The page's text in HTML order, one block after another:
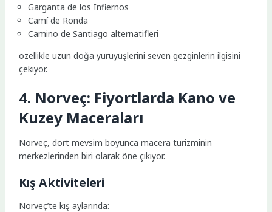
Garganta de los Infiernos
Camí de Ronda
Camino de Santiago alternatifleri
özellikle uzun doğa yürüyüşlerini seven gezginlerin ilgisini
çekiyor.
4. Norveç: Fiyortlarda Kano ve
Kuzey Maceraları
Norveç, dört mevsim boyunca macera turizminin
merkezlerinden biri olarak öne çıkıyor.
Kış Aktiviteleri
Norveç’te kış aylarında: